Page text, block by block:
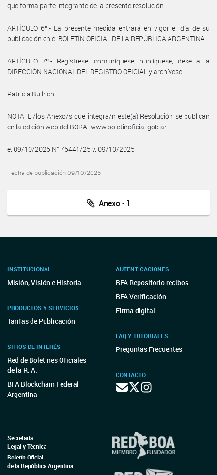
que forma parte integrante de la presente resolución.
ARTÍCULO 6º.- La presente medida entrará en vigor el día de su
publicación en el BOLETÍN OFICIAL DE LA REPÚBLICA ARGENTINA.
ARTÍCULO 7º.- Regístrese, comuníquese, publíquese, dese a la
DIRECCIÓN NACIONAL DEL REGISTRO OFICIAL y archívese.
Patricia Bullrich
NOTA: El/los Anexo/s que integra/n este(a) Resolución se publican
en la edición web del BORA -www.boletinoficial.gob.ar-
e. 09/10/2025 N° 75441/25 v. 09/10/2025
Fecha de publicación 09/10/2025
Anexo - 1
INSTITUCIONAL
Misión, Visión e Historia
PRODUCTOS Y SERVICIOS
Tarifas de Publicación
SITIOS DE INTERÉS
Red de Boletines Oficiales
de la R. A.
BFA Blockchain Federal
Argentina
AUTENTICACIONES
BFA Repositorio recibos
BFA Verificación
Firma digital
FAQ Y TUTORIALES
Preguntas Frecuentes
CONTACTO
Secretaría
Legal y Técnica
Boletín Oficial
de la República Argentina